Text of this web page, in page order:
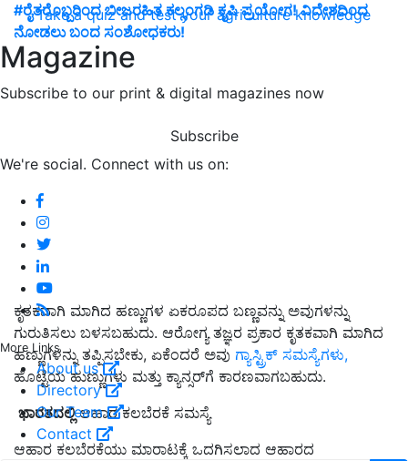
Take a quiz and test your agriculture knowledge
Magazine
Subscribe to our print & digital magazines now
Subscribe
We're social. Connect with us on:
More Links
About us
Directory
Our Team
Contact
#ರೈತರೊಬ್ಬರಿಂದ ಬೀಜರಹಿತ ಕಲ್ಲಂಗಡಿ ಕೃಷಿ ಪ್ರಯೋಗ! ವಿದೇಶದಿಂದ
ನೋಡಲು ಬಂದ ಸಂಶೋಧಕರು!
ಕೃತಕವಾಗಿ ಮಾಗಿದ ಹಣ್ಣುಗಳ ಏಕರೂಪದ ಬಣ್ಣವನ್ನು ಅವುಗಳನ್ನು
ಗುರುತಿಸಲು ಬಳಸಬಹುದು. ಆರೋಗ್ಯ ತಜ್ಞರ ಪ್ರಕಾರ ಕೃತಕವಾಗಿ ಮಾಗಿದ
ಹಣ್ಣುಗಳನ್ನು ತಪ್ಪಿಸಬೇಕು, ಏಕೆಂದರೆ ಅವು ಗ್ಯಾಸ್ಟ್ರಿಕ್ ಸಮಸ್ಯೆಗಳು,
ಹೊಟ್ಟೆಯ ಹುಣ್ಣುಗಳು ಮತ್ತು ಕ್ಯಾನ್ಸರ್ಗೆ ಕಾರಣವಾಗಬಹುದು.
ಭಾರತದಲ್ಲಿಆಹಾರ ಕಲಬೆರಕೆ ಸಮಸ್ಯೆ
ಆಹಾರ ಕಲಬೆರಕೆಯು ಮಾರಾಟಕ್ಕೆ ಒದಗಿಸಲಾದ ಆಹಾರದ